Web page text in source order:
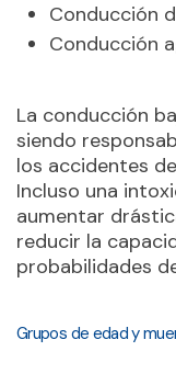
Conducción
Conducción
La conducción
siendo
los accidentes
Incluso una
aumentar
reducir la
probabilidades
Grupos de edad y